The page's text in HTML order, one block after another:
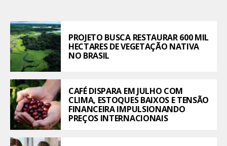
PROJETO BUSCA RESTAURAR 600 MIL
HECTARES DE VEGETAÇÃO NATIVA
NO BRASIL
CAFÉ DISPARA EM JULHO COM
CLIMA, ESTOQUES BAIXOS E TENSÃO
FINANCEIRA IMPULSIONANDO
PREÇOS INTERNACIONAIS